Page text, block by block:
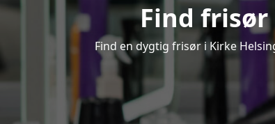
Find
Find en dygtig frisør i Kirke